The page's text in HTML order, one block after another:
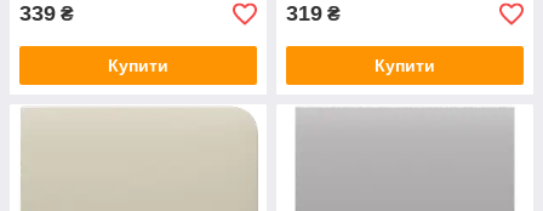
339 ₴
Купити
319 ₴
Купити